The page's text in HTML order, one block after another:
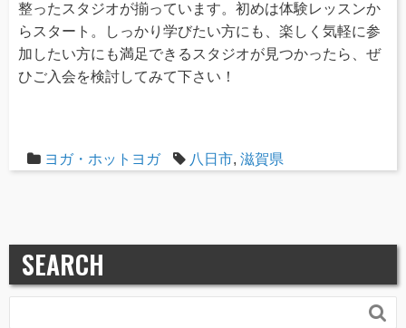
整ったスタジオが揃っています。初めは体験レッスンか
らスタート。しっかり学びたい方にも、楽しく気軽に参
加したい方にも満足できるスタジオが見つかったら、ぜ
ひご入会を検討してみて下さい！
ヨガ・ホットヨガ 八日市, 滋賀県
SEARCH
